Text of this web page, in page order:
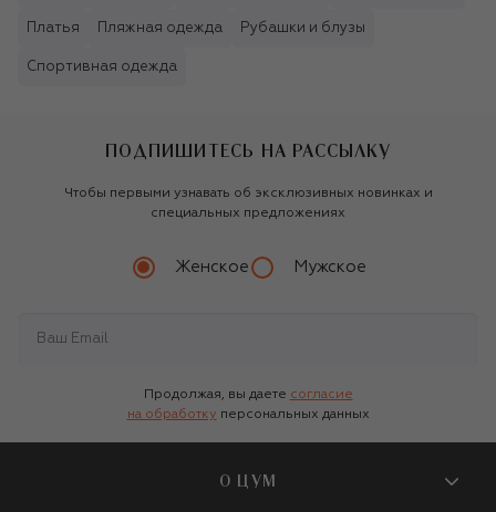
Платья Пляжная одежда Рубашки и блузы
Спортивная одежда
ПОДПИШИТЕСЬ НА РАССЫЛКУ
Чтобы первыми узнавать об эксклюзивных новинках и
специальных предложениях
Женское Мужское
Продолжая, вы даете согласие
на обработку персональных данных
О ЦУМ